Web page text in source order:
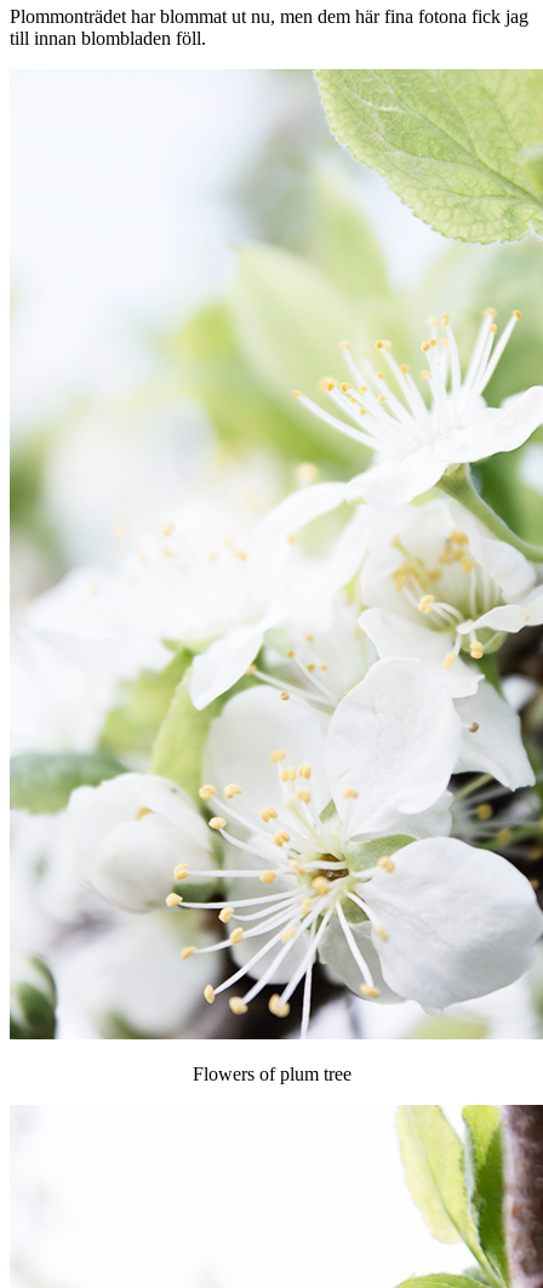
Plommonträdet har blommat ut nu, men dem här fina fotona fick jag
till innan blombladen föll.
Flowers of plum tree